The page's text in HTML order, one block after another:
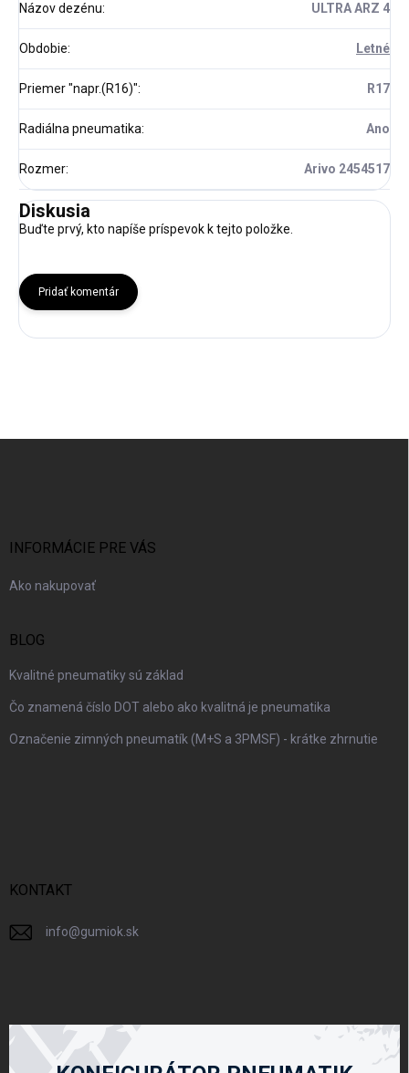
Názov dezénu: ULTRA ARZ 4
Obdobie: Letné
Priemer "napr.(R16)": R17
Radiálna pneumatika: Ano
Rozmer: Arivo 2454517
Diskusia
Buďte prvý, kto napíše príspevok k tejto položke.
Pridať komentár
INFORMÁCIE PRE VÁS
Ako nakupovať
BLOG
Kvalitné pneumatiky sú základ
Čo znamená číslo DOT alebo ako kvalitná je pneumatika
Označenie zimných pneumatík (M+S a 3PMSF) - krátke zhrnutie
KONTAKT
info@gumiok.sk